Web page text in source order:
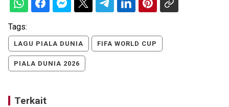
Tags:
LAGU PIALA DUNIA FIFA WORLD CUP
PIALA DUNIA 2026
Terkait